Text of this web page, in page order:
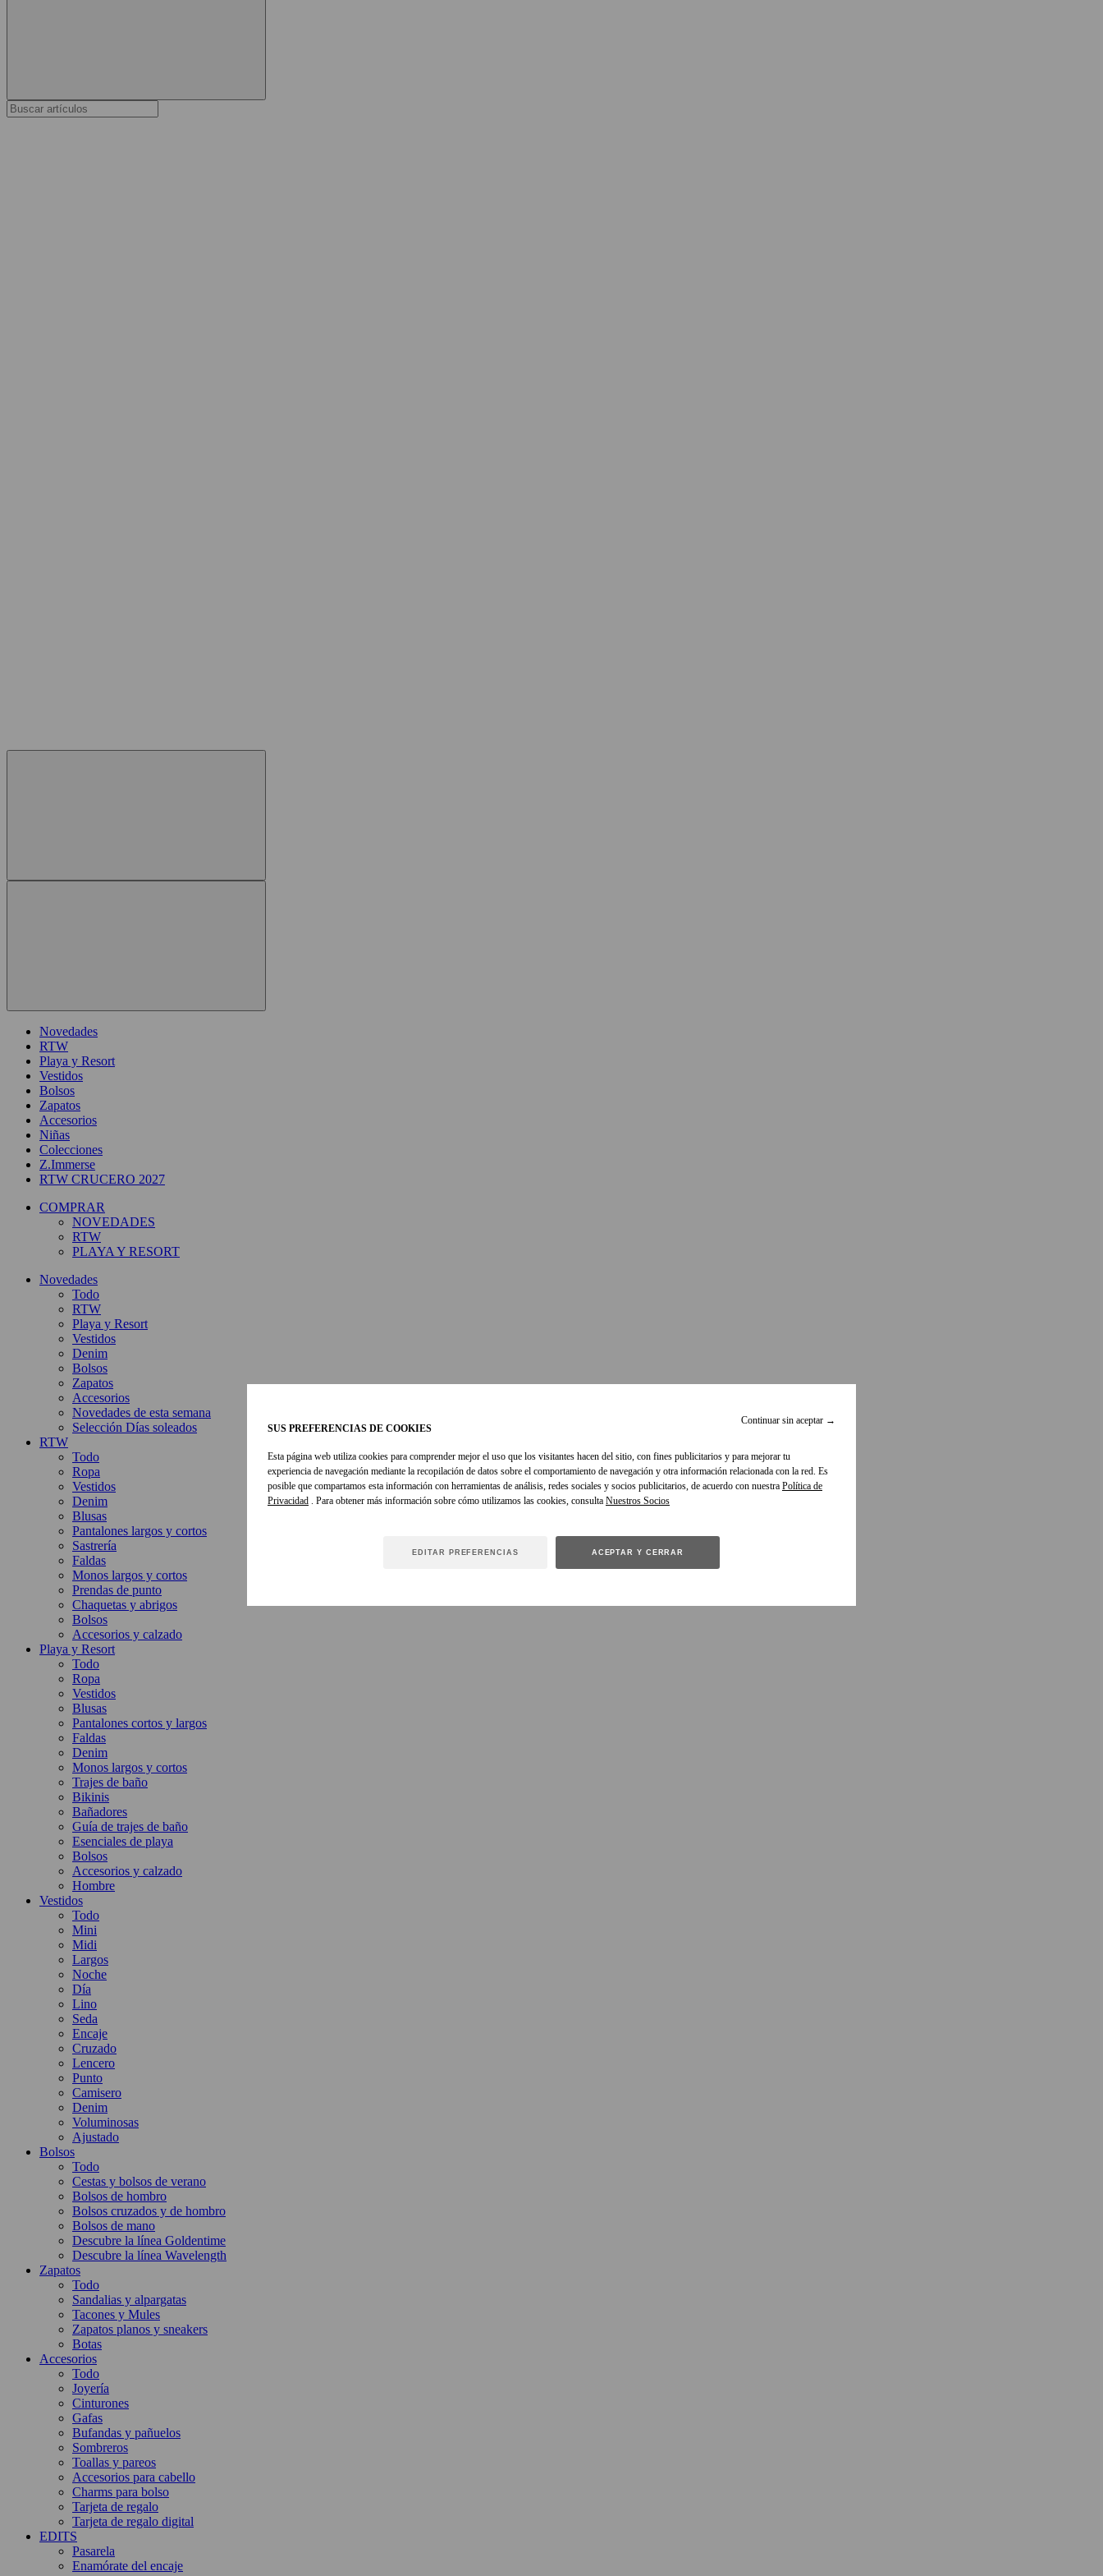
Continuar sin aceptar →
SUS PREFERENCIAS DE COOKIES
Esta página web utiliza cookies para comprender mejor el uso que los visitantes hacen del sitio, con fines publicitarios y para mejorar tu
experiencia de navegación mediante la recopilación de datos sobre el comportamiento de navegación y otra información relacionada con la red. Es
posible que compartamos esta información con herramientas de análisis, redes sociales y socios publicitarios, de acuerdo con nuestra Política de
Privacidad . Para obtener más información sobre cómo utilizamos las cookies, consulta
EDITAR PREFERENCIAS ACEPTAR Y CERRAR
Novedades
RTW
Playa y Resort
Vestidos
Bolsos
Zapatos
Accesorios
Niñas
Colecciones
Z.Immerse
RTW CRUCERO 2027
COMPRAR
NOVEDADES
RTW
PLAYA Y RESORT
Novedades
Todo
RTW
Playa y Resort
Vestidos
Denim
Bolsos
Zapatos
Accesorios
Novedades de esta semana
Selección Días soleados
RTW
Todo
Ropa
Vestidos
Denim
Blusas
Pantalones largos y cortos
Sastrería
Faldas
Monos largos y cortos
Prendas de punto
Chaquetas y abrigos
Bolsos
Accesorios y calzado
Playa y Resort
Todo
Ropa
Vestidos
Blusas
Pantalones cortos y largos
Faldas
Denim
Monos largos y cortos
Trajes de baño
Bikinis
Bañadores
Guía de trajes de baño
Esenciales de playa
Bolsos
Accesorios y calzado
Hombre
Vestidos
Todo
Mini
Midi
Largos
Noche
Día
Lino
Seda
Encaje
Cruzado
Lencero
Punto
Camisero
Denim
Voluminosas
Ajustado
Bolsos
Todo
Cestas y bolsos de verano
Bolsos de hombro
Bolsos cruzados y de hombro
Bolsos de mano
Descubre la línea Goldentime
Descubre la línea Wavelength
Zapatos
Todo
Sandalias y alpargatas
Tacones y Mules
Zapatos planos y sneakers
Botas
Accesorios
Todo
Joyería
Cinturones
Gafas
Bufandas y pañuelos
Sombreros
Toallas y pareos
Accesorios para cabello
Charms para bolso
Tarjeta de regalo
Tarjeta de regalo digital
EDITS
Pasarela
Enamórate del encaje